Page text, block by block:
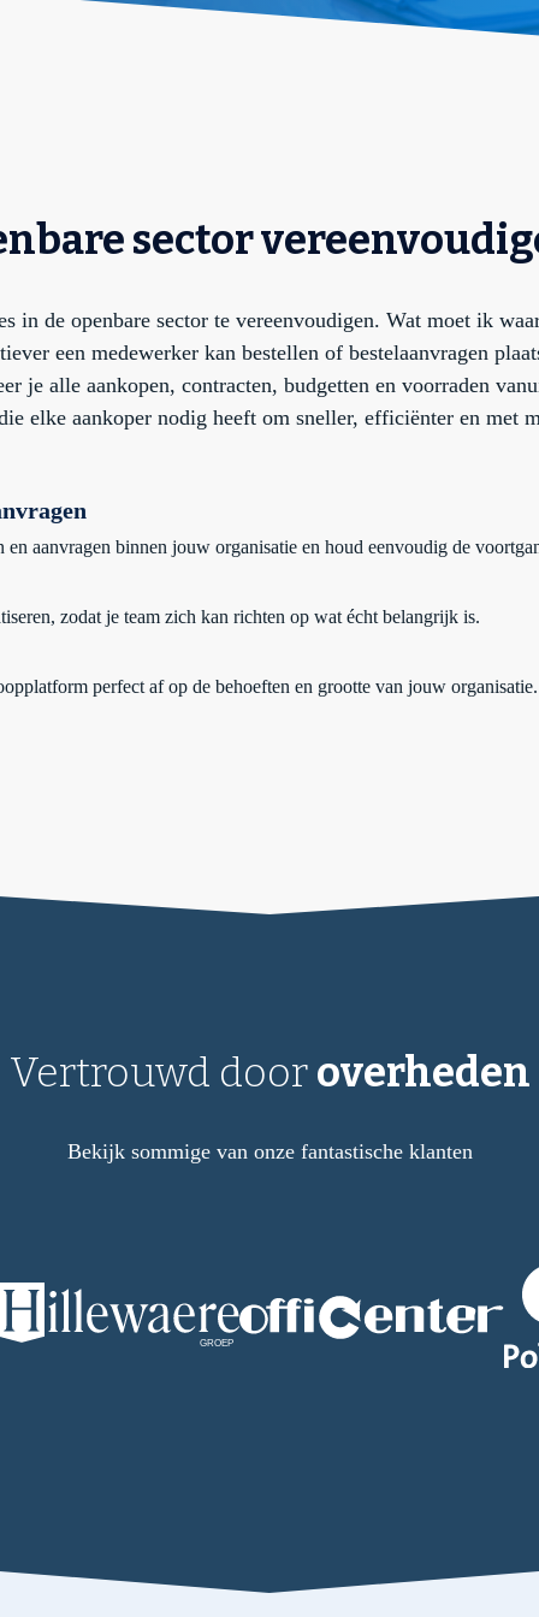
sector
in de openbare sector te vereenvoudigen. Wat moet ik
een medewerker kan bestellen of bestelaanvragen
je alle aankopen, contracten, budgetten en voorraden
elke aankoper nodig heeft om sneller, efficiënter en met
aanvragen binnen jouw organisatie en houd eenvoudig de
zodat je team zich kan richten op wat écht belangrijk is.
perfect af op de behoeften en grootte van jouw organisatie.
Vertrouwd dooroverheden
Bekijk sommige van onze fantastische klanten